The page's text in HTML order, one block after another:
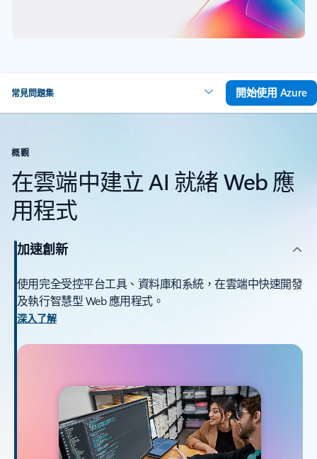
常見問題集 開始使用 Azure
概觀
在雲端中建立 AI 就緒 Web 應
用程式
加速創新
使用完全受控平台工具、資料庫和系統，在雲端中快速開發
及執行智慧型 Web 應用程式。
深入了解